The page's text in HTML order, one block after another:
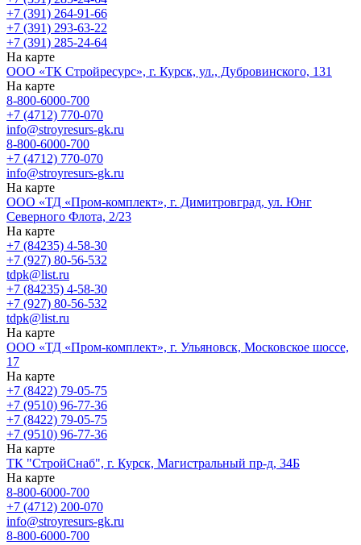
+7 (391) 264-91-66
+7 (391) 293-63-22
+7 (391) 285-24-64
На карте
ООО «ТК Стройресурс», г. Курск, ул., Дубровинского, 131
На карте
8-800-6000-700
+7 (4712) 770-070
info@stroyresurs-gk.ru
8-800-6000-700
+7 (4712) 770-070
info@stroyresurs-gk.ru
На карте
ООО «ТД «Пром-комплект», г. Димитровград, ул. Юнг
Северного Флота, 2/23
На карте
+7 (84235) 4-58-30
+7 (927) 80-56-532
tdpk@list.ru
+7 (84235) 4-58-30
+7 (927) 80-56-532
tdpk@list.ru
На карте
ООО «ТД «Пром-комплект», г. Ульяновск, Московское шоссе,
17
На карте
+7 (8422) 79-05-75
+7 (9510) 96-77-36
+7 (8422) 79-05-75
+7 (9510) 96-77-36
На карте
ТК "СтройСнаб", г. Курск, Магистральный пр-д, 34Б
На карте
8-800-6000-700
+7 (4712) 200-070
info@stroyresurs-gk.ru
8-800-6000-700